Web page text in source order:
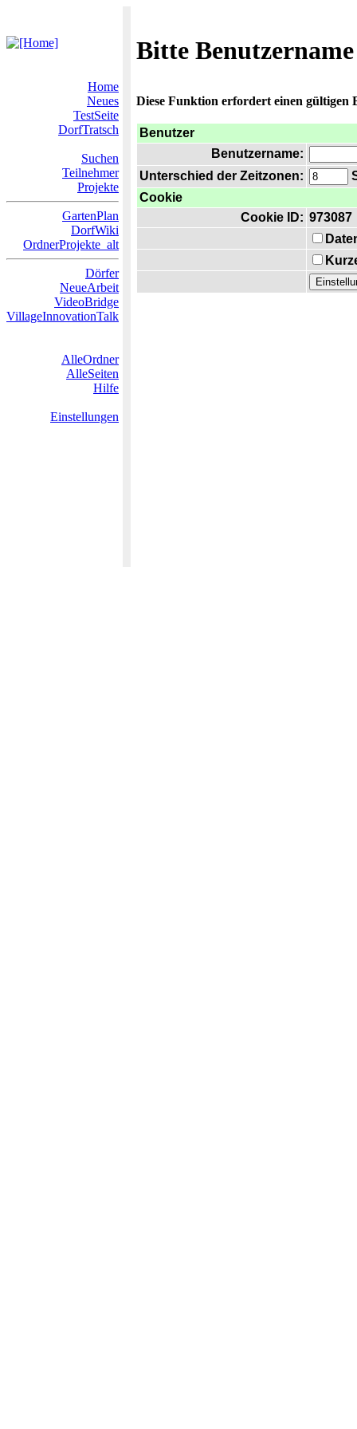
Bitte
Home
Neues
TestSeite
DorfTratsch
Suchen
Teilnehmer
Projekte
GartenPlan
DorfWiki
OrdnerProjekte_alt
Dörfer
NeueArbeit
VideoBridge
VillageInnovationTalk
AlleOrdner
AlleSeiten
Hilfe
Einstellungen
Diese Funktion erfordert einen gültigen
Benutzer
Benutzername:
Unterschied der Zeitzonen:
Cookie
Cookie ID: 973087